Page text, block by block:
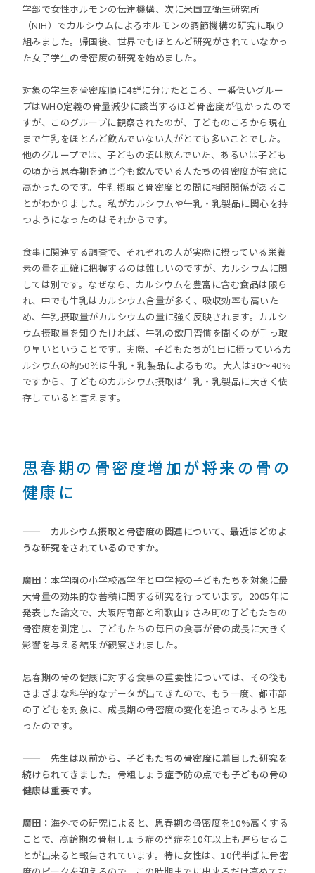
学部で女性ホルモンの伝達機構、次に米国立衛生研究所
（NIH）でカルシウムによるホルモンの調節機構の研究に取り
組みました。帰国後、世界でもほとんど研究がされていなかっ
た女子学生の骨密度の研究を始めました。
対象の学生を骨密度順に4群に分けたところ、一番低いグルー
プはWHO定義の骨量減少に該当するほど骨密度が低かったので
すが、このグループに観察されたのが、子どものころから現在
まで牛乳をほとんど飲んでいない人がとても多いことでした。
他のグループでは、子どもの頃は飲んでいた、あるいは子ども
の頃から思春期を通じ今も飲んでいる人たちの骨密度が有意に
高かったのです。牛乳摂取と骨密度との間に相関関係があるこ
とがわかりました。私がカルシウムや牛乳・乳製品に関心を持
つようになったのはそれからです。
食事に関連する調査で、それぞれの人が実際に摂っている栄養
素の量を正確に把握するのは難しいのですが、カルシウムに関
しては別です。なぜなら、カルシウムを豊富に含む食品は限ら
れ、中でも牛乳はカルシウム含量が多く、吸収効率も高いた
め、牛乳摂取量がカルシウムの量に強く反映されます。カルシ
ウム摂取量を知りたければ、牛乳の飲用習慣を聞くのが手っ取
り早いということです。実際、子どもたちが1日に摂っているカ
ルシウムの約50％は牛乳・乳製品によるもの。大人は30～40%
ですから、子どものカルシウム摂取は牛乳・乳製品に大きく依
存していると言えます。
思春期の骨密度増加が将来の骨の
健康に
—— カルシウム摂取と骨密度の関連について、最近はどのよ
うな研究をされているのですか。
廣田：本学園の小学校高学年と中学校の子どもたちを対象に最
大骨量の効果的な蓄積に関する研究を行っています。2005年に
発表した論文で、大阪府南部と和歌山すさみ町の子どもたちの
骨密度を測定し、子どもたちの毎日の食事が骨の成長に大きく
影響を与える結果が観察されました。
思春期の骨の健康に対する食事の重要性については、その後も
さまざまな科学的なデータが出てきたので、もう一度、都市部
の子どもを対象に、成長期の骨密度の変化を追ってみようと思
ったのです。
—— 先生は以前から、子どもたちの骨密度に着目した研究を
続けられてきました。骨粗しょう症予防の点でも子どもの骨の
健康は重要です。
廣田：海外での研究によると、思春期の骨密度を10%高くする
ことで、高齢期の骨粗しょう症の発症を10年以上も遅らせるこ
とが出来ると報告されています。特に女性は、10代半ばに骨密